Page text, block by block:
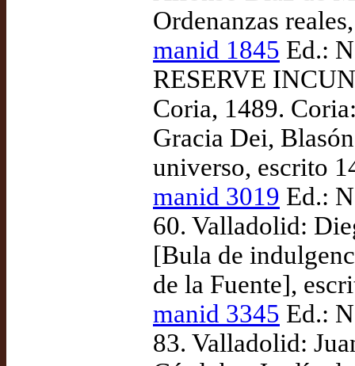
Ordenanzas
manid 1845 Ed.:
RESERVE
Coria, 1489.
Gracia Dei,
universo, escrito
manid 3019 Ed.:
60. Valladolid:
[Bula de
de la Fuente],
manid 3345 Ed.:
83. Valladolid: